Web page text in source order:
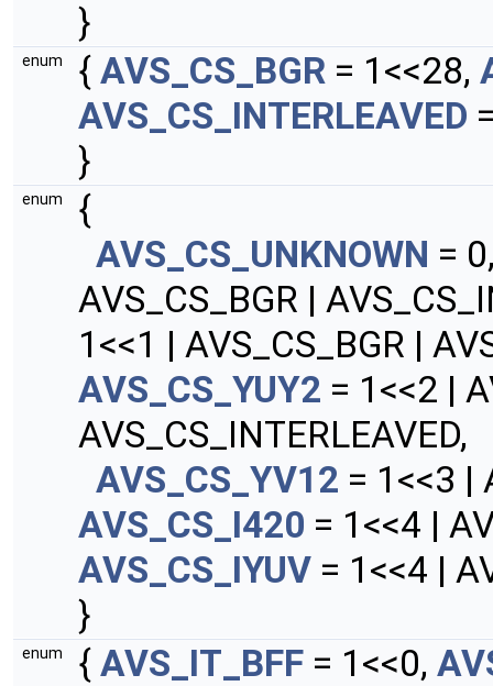
}
enum { AVS_CS_BGR = 1<<28,
AVS_CS_INTERLEAVED
}
enum
{
AVS_CS_UNKNOWN =
AVS_CS_BGR |
1<<1 | AVS_CS_BGR |
AVS_CS_YUY2 = 1<<2 |
AVS_CS_INTERLEAVED,
AVS_CS_YV12 = 1<<3 |
AVS_CS_I420 = 1<<4 |
AVS_CS_IYUV = 1<<4 |
}
enum { AVS_IT_BFF = 1<<0,